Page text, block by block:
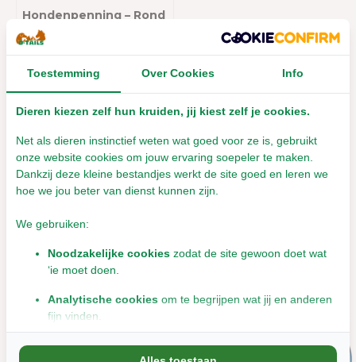
Hondenpenning – Rond
– Luxe – Zilver
Leverbaar met 1- 2 werkdagen
Incl. btw
Overige categorieën in Hondenpenning
Toestemming Over Cookies Info
Dieren kiezen zelf hun kruiden, jij kiest zelf je cookies.
Net als dieren instinctief weten wat goed voor ze is, gebruikt
onze website cookies om jouw ervaring soepeler te maken.
Dankzij deze kleine bestandjes werkt de site goed en leren we
hoe we jou beter van dienst kunnen zijn.
We gebruiken:
Noodzakelijke cookies zodat de site gewoon doet wat
‘ie moet doen.
Analytische cookies om te begrijpen wat jij en anderen
fijn vinden.
Marketingcookiesom jou relevante informatie en